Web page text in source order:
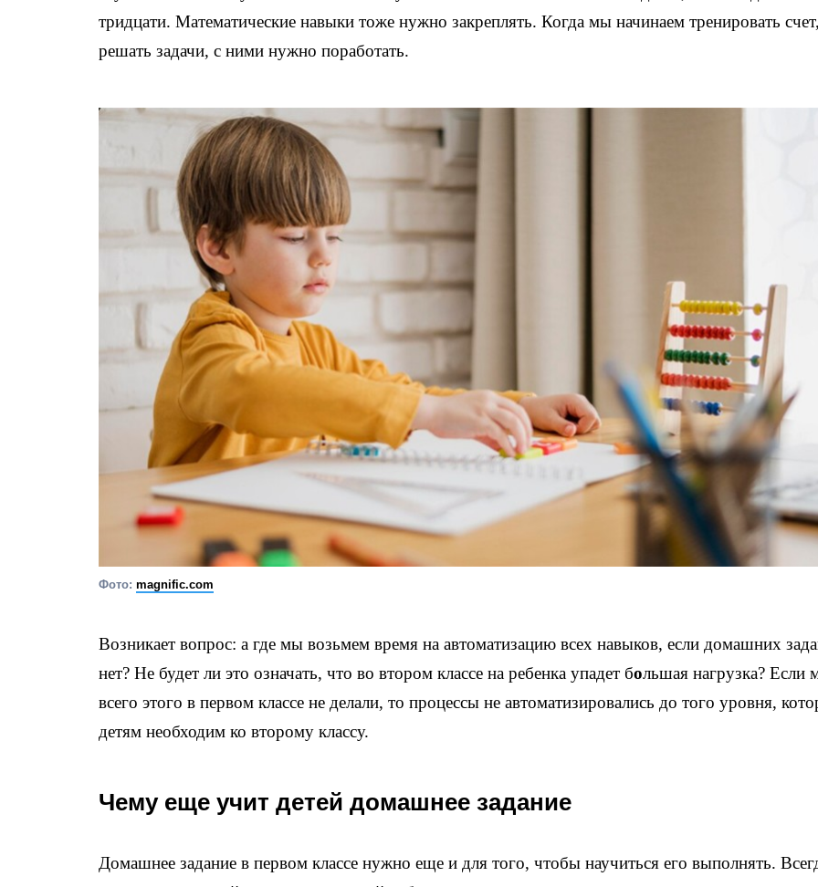
тридцати. Математические навыки тоже нужно закреплять. Когда мы начинаем тренировать
решать задачи, с ними нужно поработать.
Фото: magnific.com
Возникает вопрос: а где мы возьмем время на автоматизацию всех навыков, если домашних
нет? Не будет ли это означать, что во втором классе на ребенка упадет большая нагрузка? Если
всего этого в первом классе не делали, то процессы не автоматизировались до того уровня,
детям необходим ко второму классу.
Чему еще учит детей домашнее задание
Домашнее задание в первом классе нужно еще и для того, чтобы научиться его выполнять.